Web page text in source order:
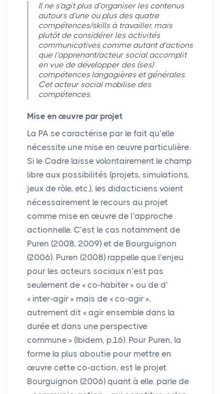
Il ne s’agit plus d’organiser les contenus
autours d’une ou plus des quatre
compétences/skills à travailler, mais
plutôt de considérer les activités
communicatives comme autant d’actions
que l’apprenant/acteur social accomplit
en vue de développer des (ses)
compétences langagières et générales.
Cet acteur social mobilise des
compétences.
Mise en œuvre par projet
La PA se caractérise par le fait qu’elle
nécessite une mise en œuvre particulière.
Si le Cadre laisse volontairement le champ
libre aux possibilités (projets, simulations,
jeux de rôle, etc.), les didacticiens voient
nécessairement le recours au projet
comme mise en œuvre de l’approche
actionnelle. C’est le cas notamment de
Puren (2008, 2009) et de Bourguignon
(2006). Puren (2008) rappelle que l’enjeu
pour les acteurs sociaux n’est pas
seulement de « co-habiter » ou de d’
« inter-agir » mais de « co-agir »,
autrement dit « agir ensemble dans la
durée et dans une perspective
commune » (Ibidem, p.16). Pour Puren, la
forme la plus aboutie pour mettre en
œuvre cette co-action, est le projet.
Bourguignon (2006) quant à elle, parle de